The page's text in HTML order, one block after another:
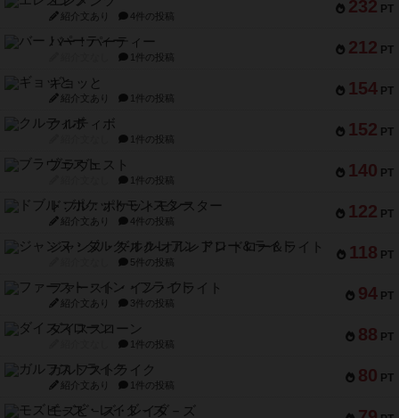
232 PT
紹介文あり 4件の投稿
212 PT
バー！パーティー
1件の投稿
154 PT
ギョッと
紹介文あり 1件の投稿
152 PT
クルティボ
1件の投稿
140 PT
ブラヴェスト
1件の投稿
122 PT
ドブル：ポケットモンスター
紹介文あり 4件の投稿
118 PT
ジャンヌ・ダルク-オルレアン ドロー＆ライト
5件の投稿
94 PT
ファースト・イン・フライト
紹介文あり 3件の投稿
88 PT
ダイススローン
1件の投稿
80 PT
ガルフストライク
紹介文あり 1件の投稿
モズビ－ズ・レイダ－ズ